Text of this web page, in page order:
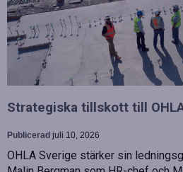
Strategiska tillskott till
Publicerad juli 10, 2026
OHLA Sverige stärker sin